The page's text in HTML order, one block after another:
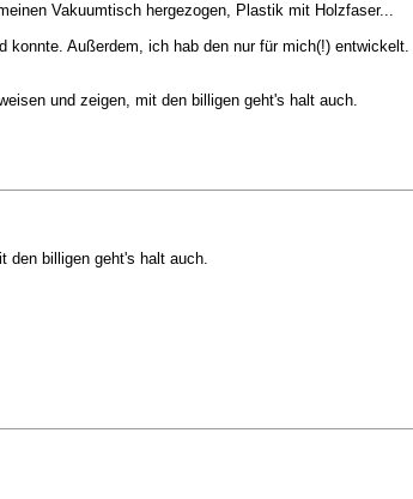
Vakuumtisch hergezogen, Plastik mit Holzfaser...
Außerdem, ich hab den nur für mich(!)
und zeigen, mit den billigen geht's halt auch.
den billigen geht's halt auch.